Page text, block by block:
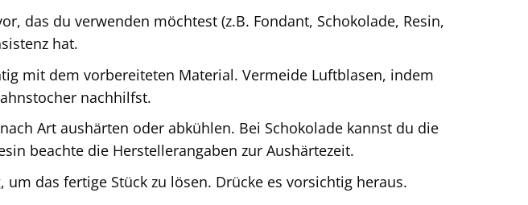
das du verwenden möchtest (z.B. Fondant, Schokolade, Resin,
hat.
mit dem vorbereiteten Material. Vermeide Luftblasen, indem
nachhilfst.
Art aushärten oder abkühlen. Bei Schokolade kannst du die
beachte die Herstellerangaben zur Aushärtezeit.
das fertige Stück zu lösen. Drücke es vorsichtig heraus.